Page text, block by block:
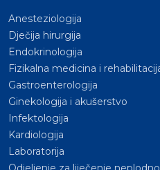
Anesteziologija
Dječija hirurgija
Endokrinologija
Fizikalna medicina i
Gastroenterologija
Ginekologija i akušerstvo
Infektologija
Kardiologija
Laboratorija